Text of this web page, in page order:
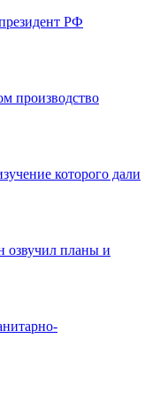
РФ
производство
которого дали
озвучил планы и